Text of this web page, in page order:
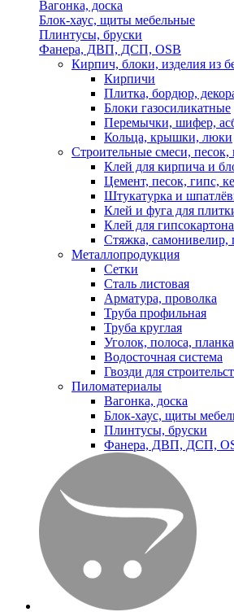
Вагонка, доска
Блок-хаус, щиты мебельные
Плинтусы, бруски
Фанера, ДВП, ДСП, OSB
Кирпич, блоки, изделия из
Кирпичи
Плитка, бордюр,
Блоки газосиликатные
Перемычки, шифер,
Кольца, крышки, люки
Строительные смеси, песок,
Клей для кирпича и
Цемент, песок, гипс,
Штукатурка и
Клей и фуга для
Клей для
Стяжка, самонивелир,
Металлопродукция
Сетки
Сталь листовая
Арматура, проволка
Труба профильная
Труба круглая
Уголок, полоса, планка
Водосточная система
Гвозди для
Пиломатериалы
Вагонка, доска
Блок-хаус, щиты
Плинтусы, бруски
Фанера, ДВП, ДСП,